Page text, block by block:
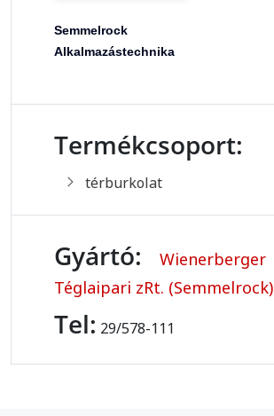
Semmelrock
Alkalmazástechnika
Termékcsoport:
térburkolat
Gyártó:
Wienerberger
Téglaipari zRt. (Semmelrock)
Tel: 29/578-111